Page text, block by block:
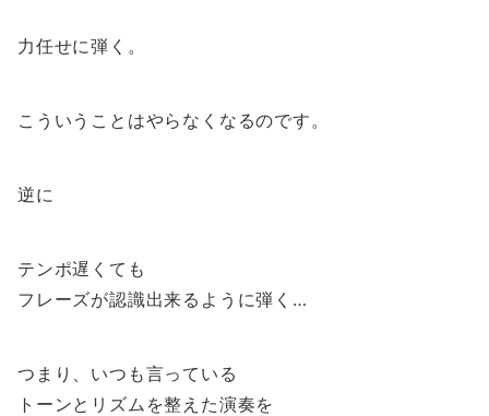
力任せに弾く。
こういうことはやらなくなるのです。
逆に
テンポ遅くても
フレーズが認識出来るように弾く…
つまり、いつも言っている
トーンとリズムを整えた演奏を